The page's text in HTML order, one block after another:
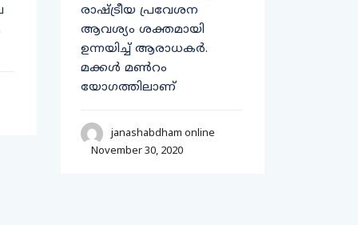
രാഷ്ട്രീയ പ്രവേശന
ആവശ്യം ശക്തമായി
ഉന്നയിച്ച് ആരാധകര്‍.
മക്കള്‍ മണ്‍റം
യോഗത്തിലാണ്
janashabdham online
November 30, 2020